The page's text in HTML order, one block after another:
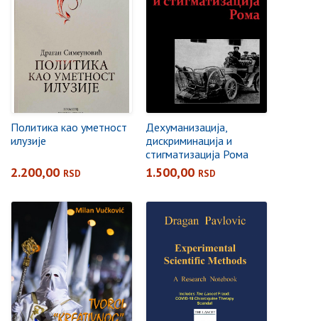
Политика као уметност
илузије
2.200,00 RSD
Дехуманизација,
дискриминација и
стигматизација Рома
1.500,00 RSD